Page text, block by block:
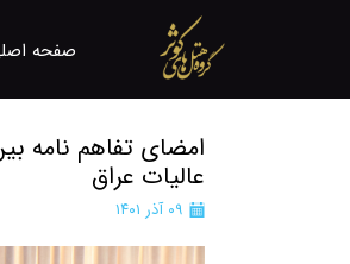
صفحه
امضای تفاهم نامه
عالیات عراق
۰۹ آذر ۱۴۰۱